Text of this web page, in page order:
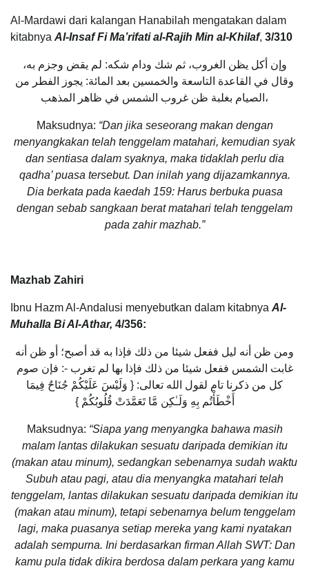
Al-Mardawi dari kalangan Hanabilah mengatakan dalam
kitabnyaAl-Insaf Fi Ma’rifati al-Rajih Min al-Khilaf, 3/310
وإن أكل يظن الغروب، ثم شك ودام شكه: لم يقض وجزم به،
وقال في القاعدة التاسعة والخمسين بعد المائة: يجوز الفطر من
الصيام بغلبة ظن غروب الشمس في ظاهر المذهب،
Maksudnya: “Dan jika seseorang makan dengan
menyangkakan telah tenggelam matahari, kemudian syak
dan sentiasa dalam syaknya, maka tidaklah perlu dia
qadha’ puasa tersebut. Dan inilah yang dijazamkannya.
Dia berkata pada kaedah 159: Harus berbuka puasa
dengan sebab sangkaan berat matahari telah tenggelam
pada zahir mazhab.”
Mazhab Zahiri
Ibnu Hazm Al-Andalusi menyebutkan dalam kitabnyaAl-
Muhalla Bi Al-Athar, 4/356:
ومن ظن أنه ليل ففعل شيئا من ذلك فإذا به قد أصبح؛ أو ظن أنه
غابت الشمس ففعل شيئا من ذلك فإذا بها لم تغرب -: فإن صوم
كل من ذكرنا تام لقول الله تعالى: { وَلَيْسَ عَلَيْكُمْ جُنَاحٌ فِيمَا
أَخْطَأْتُم بِهِ وَلَـٰكِن مَّا تَعَمَّدَتْ قُلُوبُكُمْ }
Maksudnya: “Siapa yang menyangka bahawa masih
malam lantas dilakukan sesuatu daripada demikian itu
(makan atau minum), sedangkan sebenarnya sudah waktu
Subuh atau pagi, atau dia menyangka matahari telah
tenggelam, lantas dilakukan sesuatu daripada demikian itu
(makan atau minum), tetapi sebenarnya belum tenggelam
lagi, maka puasanya setiap mereka yang kami nyatakan
adalah sempurna. Ini berdasarkan firman Allah SWT: Dan
kamu pula tidak dikira berdosa dalam perkara yang kamu